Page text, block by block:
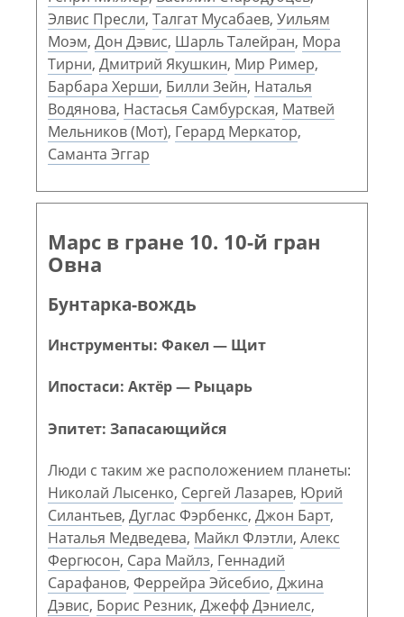
Элвис Пресли, Талгат Мусабаев, Уильям
Моэм, Дон Дэвис, Шарль Талейран, Мора
Тирни, Дмитрий Якушкин, Мир Ример,
Барбара Херши, Билли Зейн, Наталья
Водянова, Настасья Самбурская, Матвей
Мельников (Мот), Герард Меркатор,
Саманта Эггар
Марс в гране 10. 10-й гран
Овна
Бунтарка-вождь
Инструменты: Факел — Щит
Ипостаси: Актёр — Рыцарь
Эпитет: Запасающийся
Люди с таким же расположением планеты:
Николай Лысенко, Сергей Лазарев, Юрий
Силантьев, Дуглас Фэрбенкс, Джон Барт,
Наталья Медведева, Майкл Флэтли, Алекс
Фергюсон, Сара Майлз, Геннадий
Сарафанов, Феррейра Эйсебио, Джина
Дэвис, Борис Резник, Джефф Дэниелс,